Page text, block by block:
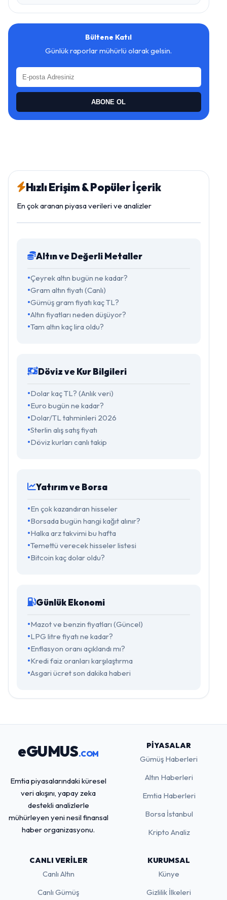
Bültene Katıl
Günlük raporlar mühürlü olarak gelsin.
ABONE OL
Hızlı Erişim & Popüler İçerik
En çok aranan piyasa verileri ve analizler
Altın ve Değerli Metaller
Çeyrek altın bugün ne kadar?
Gram altın fiyatı (Canlı)
Gümüş gram fiyatı kaç TL?
Altın fiyatları neden düşüyor?
Tam altın kaç lira oldu?
Döviz ve Kur Bilgileri
Dolar kaç TL? (Anlık veri)
Euro bugün ne kadar?
Dolar/TL tahminleri 2026
Sterlin alış satış fiyatı
Döviz kurları canlı takip
Yatırım ve Borsa
En çok kazandıran hisseler
Borsada bugün hangi kağıt alınır?
Halka arz takvimi bu hafta
Temettü verecek hisseler listesi
Bitcoin kaç dolar oldu?
Günlük Ekonomi
Mazot ve benzin fiyatları (Güncel)
LPG litre fiyatı ne kadar?
Enflasyon oranı açıklandı mı?
Kredi faiz oranları karşılaştırma
Asgari ücret son dakika haberi
eGUMUS.COM
Emtia piyasalarındaki küresel
veri akışını, yapay zeka
destekli analizlerle
mühürleyen yeni nesil finansal
haber organizasyonu.
PIYASALAR
Gümüş Haberleri
Altın Haberleri
Emtia Haberleri
Borsa İstanbul
Kripto Analiz
CANLI VERILER
Canlı Altın
Canlı Gümüş
KURUMSAL
Künye
Gizlilik İlkeleri